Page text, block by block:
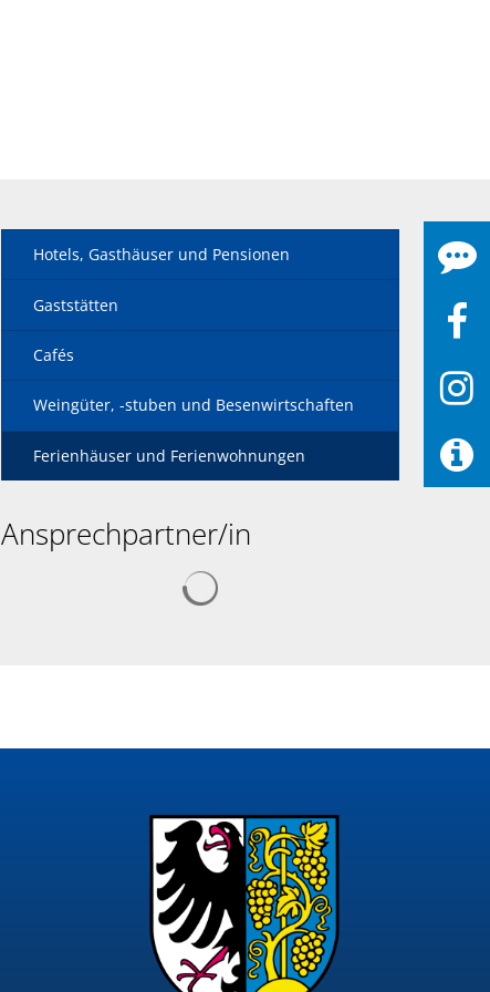
Hotels, Gasthäuser und Pensionen
Gaststätten
Cafés
Weingüter, -stuben und Besenwirtschaften
Ferienhäuser und Ferienwohnungen
Ansprechpartner/in